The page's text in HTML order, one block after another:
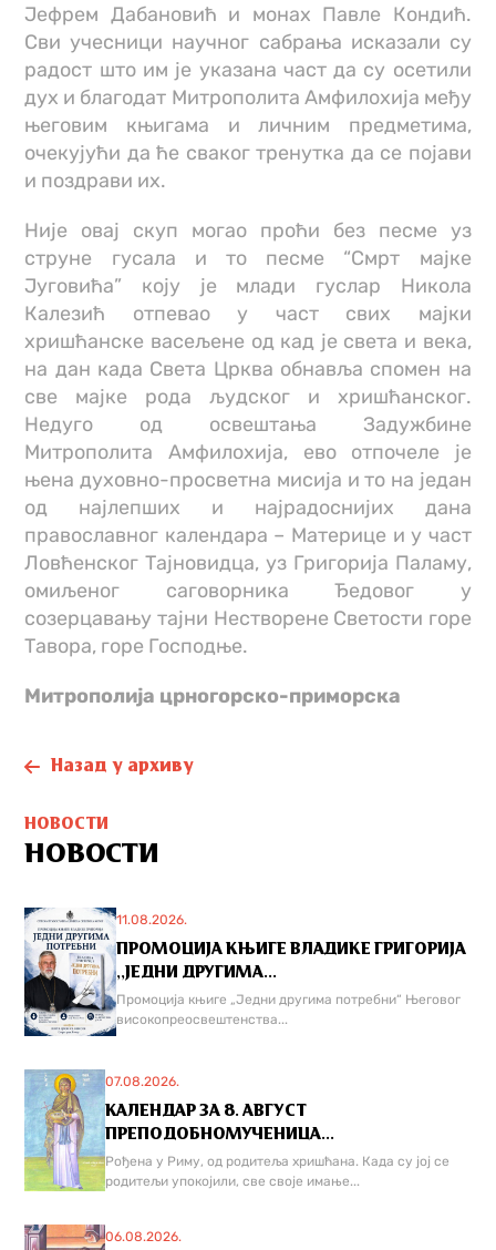
Јефрем Дабановић и монах Павле Кондић.
Сви учесници научног сабрања исказали су
радост што им је указана част да су осетили
дух и благодат Митрополита Амфилохија међу
његовим књигама и личним предметима,
очекујући да ће сваког тренутка да се појави
и поздрави их.
Није овај скуп могао проћи без песме уз
струне гусала и то песме “Смрт мајке
Југовића” коју је млади гуслар Никола
Калезић отпевао у част свих мајки
хришћанске васељене од кад је света и века,
на дан када Света Црква обнавља спомен на
све мајке рода људског и хришћанског.
Недуго од освештања Задужбине
Митрополита Амфилохија, ево отпочеле је
њена духовно-просветна мисија и то на један
од најлепших и најрадоснијих дана
православног календара – Материце и у част
Ловћенског Тајновидца, уз Григорија Паламу,
омиљеног саговорника Ђедовог у
созерцавању тајни Нестворене Светости горе
Тавора, горе Господње.
Митрополијa црногорско-приморскa
Назад у архиву
НОВОСТИ
НОВОСТИ
11.08.2026.
ПРОМОЦИЈА КЊИГЕ ВЛАДИКЕ ГРИГОРИЈА
,,ЈЕДНИ ДРУГИМА...
Промоција књиге „Једни другима потребни“ Његовог
високопреосвештенства...
07.08.2026.
КАЛЕНДАР ЗА 8. АВГУСТ
ПРЕПОДОБНОМУЧЕНИЦА...
Рођена у Риму, од родитеља хришћана. Када су јој се
родитељи упокојили, све своје имање...
06.08.2026.